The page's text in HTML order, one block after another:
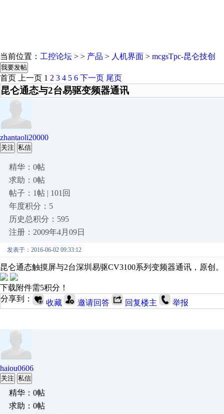
当前位置： 工控论坛 > > 产品 > 人机界面 > mcgsTpc-昆仑技创
我要发帖
首页 上一页 1 2 3 4 5 6 下一页 尾页
昆仑通态与2台易驱变频器通讯
zhantaoli20000
关注 私信
精华：0帖
求助：0帖
帖子：1帖 | 101回
年度积分：5
历史总积分：595
注册：2009年4月09日
发表于：2016-06-02 09:33:12
昆仑通态触摸屏与2台深圳易驱CV3100系列变频器通讯，原创。
下载附件需5积分！
分享到：
收藏 邀请回答 回复楼主 举报
haiou0606
关注 私信
精华：0帖
求助：0帖